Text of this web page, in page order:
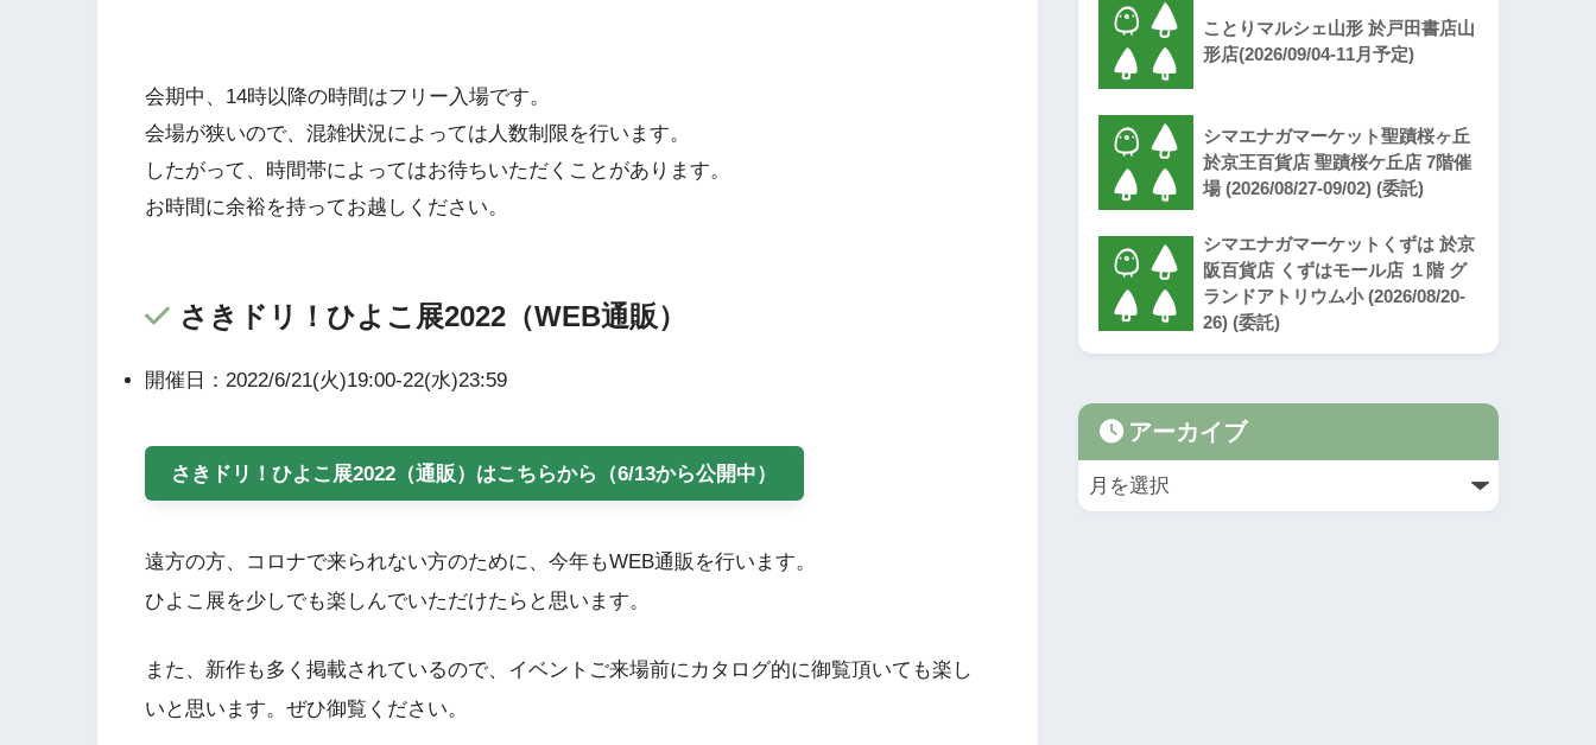
会期中、14時以降の時間はフリー入場です。
会場が狭いので、混雑状況によっては人数制限を行います。
したがって、時間帯によってはお待ちいただくことがあります。
お時間に余裕を持ってお越しください。
さきドリ！ひよこ展2022（WEB通販）
開催日：2022/6/21(火)19:00-22(水)23:59
さきドリ！ひよこ展2022（通販）はこちらから（6/13から公開中）
遠方の方、コロナで来られない方のために、今年もWEB通販を行います。
ひよこ展を少しでも楽しんでいただけたらと思います。
また、新作も多く掲載されているので、イベントご来場前にカタログ的に御覧頂いても楽し
いと思います。ぜひ御覧ください。
ことりマルシェ山形 於戸田書店山
形店(2026/09/04-11月予定)
シマエナガマーケット聖蹟桜ヶ丘
於京王百貨店 聖蹟桜ケ丘店 7階催
場 (2026/08/27-09/02) (委託)
シマエナガマーケットくずは 於京
阪百貨店 くずはモール店 １階 グ
ランドアトリウム小 (2026/08/20-
26) (委託)
アーカイブ